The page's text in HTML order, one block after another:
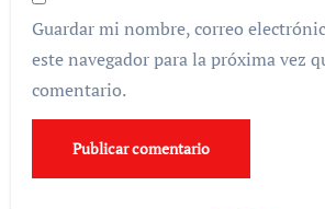
Guardar mi nombre, correo
este navegador para la próxima vez
comentario.